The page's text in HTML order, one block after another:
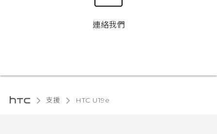
連絡我們
支援 HTC U19e‎